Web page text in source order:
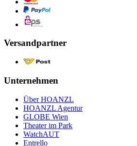
Versandpartner
Unternehmen
Über HOANZL
HOANZL Agentur
GLOBE Wien
Theater im Park
WatchAUT
Entrello